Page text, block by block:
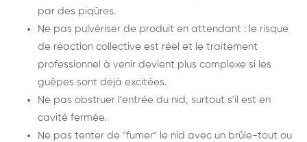
par des piqûres.
Ne pas pulvériser de produit en attendant : le risque
de réaction collective est réel et le traitement
professionnel à venir devient plus complexe si les
guêpes sont déjà excitées.
Ne pas obstruer l'entrée du nid, surtout s'il est en
cavité fermée.
Ne pas tenter de "fumer" le nid avec un brûle-tout ou